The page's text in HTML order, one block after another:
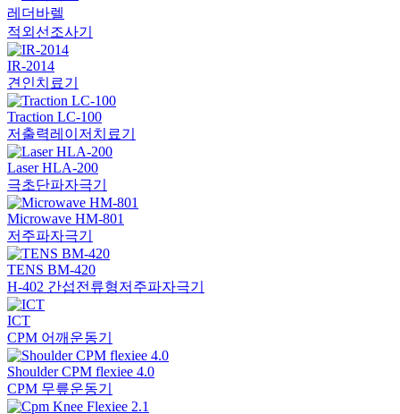
레더바렐
적외선조사기
IR-2014
견인치료기
Traction LC-100
저출력레이저치료기
Laser HLA-200
극초단파자극기
Microwave HM-801
저주파자극기
TENS BM-420
H-402 간섭전류형저주파자극기
ICT
CPM 어깨운동기
Shoulder CPM flexiee 4.0
CPM 무릎운동기